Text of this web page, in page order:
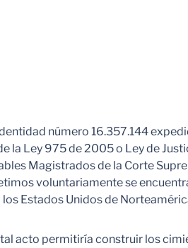
número 16.357.144
la Ley 975 de 2005 o Ley de
Magistrados de la Corte
voluntariamente se
Estados Unidos de
acto permitiría construir los